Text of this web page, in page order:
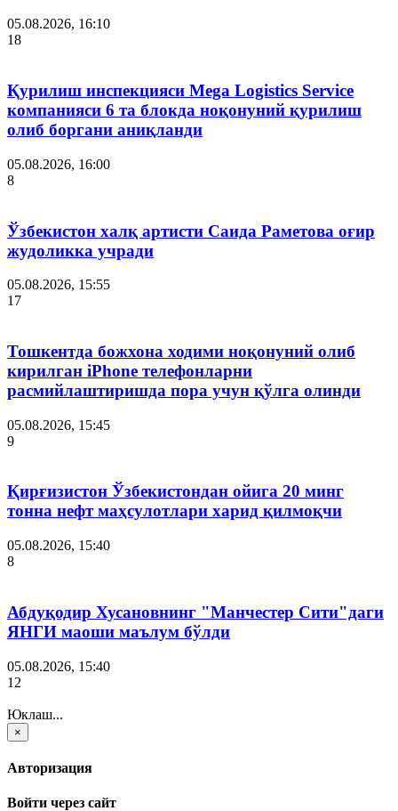
05.08.2026, 16:10
18
Қурилиш инспекцияси Мega Logistics Service
компанияси 6 та блокда ноқонуний қурилиш
олиб боргани аниқланди
05.08.2026, 16:00
8
Ўзбекистон халқ артисти Саида Раметова оғир
жудоликка учради
05.08.2026, 15:55
17
Тошкентда божхона ходими ноқонуний олиб
кирилган iPhone телефонларни
расмийлаштиришда пора учун қўлга олинди
05.08.2026, 15:45
9
Қирғизистон Ўзбекистондан ойига 20 минг
тонна нефт маҳсулотлари харид қилмоқчи
05.08.2026, 15:40
8
Абдуқодир Хусановнинг "Манчестер Сити"даги
ЯНГИ маоши маълум бўлди
05.08.2026, 15:40
12
Юклаш...
×
Авторизация
Войти через сайт